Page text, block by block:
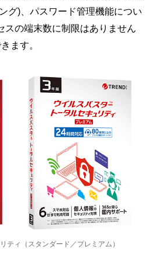
グ)、パスワード管理機能につい
スの端末数に制限はありません
ます。
ティ（スタンダード／プレミアム）